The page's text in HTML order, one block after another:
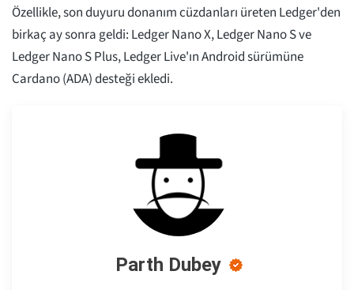
Özellikle, son duyuru donanım cüzdanları üreten Ledger'den
birkaç ay sonra geldi: Ledger Nano X, Ledger Nano S ve
Ledger Nano S Plus, Ledger Live'ın Android sürümüne
Cardano (ADA) desteği ekledi.
Parth Dubey